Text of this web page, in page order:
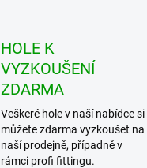
HOLE K
VYZKOUŠENÍ
ZDARMA
Veškeré hole v naší nabídce si
můžete zdarma vyzkoušet na
naší prodejně, případně v
rámci profi fittingu.